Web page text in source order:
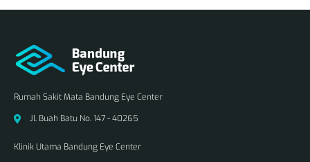
Rumah Sakit Mata Bandung Eye Center
Jl. Buah Batu No. 147 - 40265
Klinik Utama Bandung Eye Center